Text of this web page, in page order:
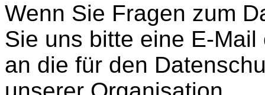
Wenn Sie Fragen zum
Sie uns bitte eine E-
an die für den